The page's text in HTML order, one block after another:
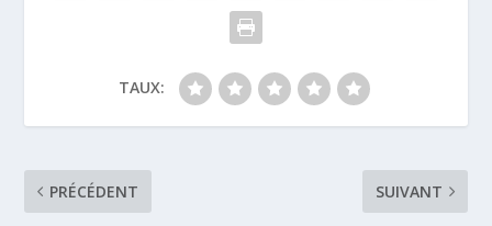
TAUX:
PRÉCÉDENT SUIVANT